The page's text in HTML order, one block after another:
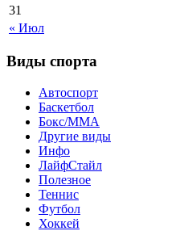
« Июл
31
Виды спорта
Автоспорт
Баскетбол
Бокс/MMA
Другие виды
Инфо
ЛайфСтайл
Полезное
Теннис
Футбол
Хоккей